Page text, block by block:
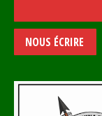
NOUS ÉCRIRE